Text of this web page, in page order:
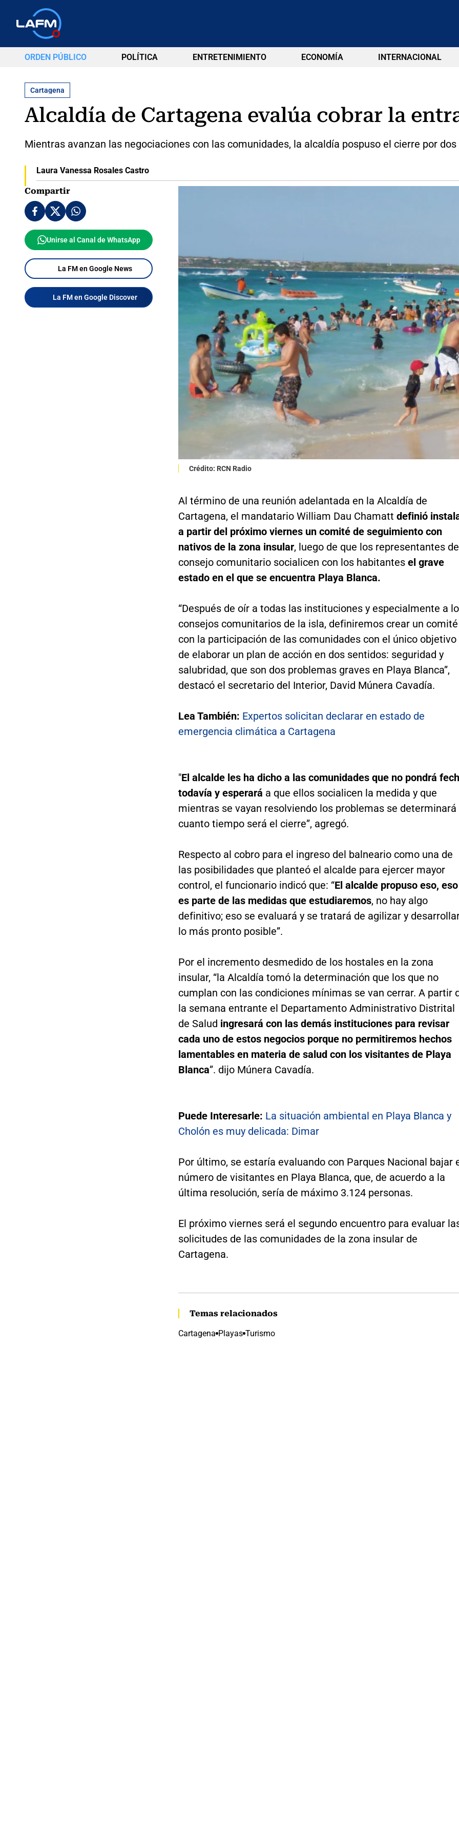
ORDEN PÚBLICO POLÍTICA ENTRETENIMIENTO ECONOMÍA INTERNACIONAL
Cartagena
Alcaldía de Cartagena evalúa cobrar la
Mientras avanzan las negociaciones con las comunidades, la alcaldía pospuso el cierre por
Laura Vanessa Rosales Castro
Compartir
Unirse al Canal de WhatsApp
La FM en Google News
La FM en Google Discover
Crédito: RCN Radio
Al término de una reunión adelantada en la Alcaldía de
Cartagena, el mandatario William Dau Chamatt definió
a partir del próximo viernes un comité de seguimiento con
nativos de la zona insular, luego de que los representantes
consejo comunitario socialicen con los habitantesel grave
estado en el que se encuentra Playa Blanca.
“Después de oír a todas las instituciones y especialmente a
consejos comunitarios de la isla, definiremos crear un comité
con la participación de las comunidades con el único objetivo
de elaborar un plan de acción en dos sentidos: seguridad y
salubridad, que son dos problemas graves en Playa Blanca”,
destacó el secretario del Interior, David Múnera Cavadía.
Lea También: Expertos solicitan declarar en estado de
emergencia climática a Cartagena
"El alcalde les ha dicho a las comunidades que no pondrá
todavía y esperará a que ellos socialicen la medida y que
mientras se vayan resolviendo los problemas se determinará
cuanto tiempo será el cierre”, agregó.
Respecto al cobro para el ingreso del balneario como una de
las posibilidades que planteó el alcalde para ejercer mayor
control, el funcionario indicó que: “El alcalde propuso eso, eso
es parte de las medidas que estudiaremos, no hay algo
definitivo; eso se evaluará y se tratará de agilizar y
lo más pronto posible”.
Por el incremento desmedido de los hostales en la zona
insular, “la Alcaldía tomó la determinación que los que no
cumplan con las condiciones mínimas se van cerrar. A partir
la semana entrante el Departamento Administrativo Distrital
de Salud ingresará con las demás instituciones para revisar
cada uno de estos negocios porque no permitiremos hechos
lamentables en materia de salud con los visitantes de Playa
Blanca”. dijo Múnera Cavadía.
Puede Interesarle: La situación ambiental en Playa Blanca y
Cholón es muy delicada: Dimar
Por último, se estaría evaluando con Parques Nacional bajar
número de visitantes en Playa Blanca, que, de acuerdo a la
última resolución, sería de máximo 3.124 personas.
El próximo viernes será el segundo encuentro para evaluar
solicitudes de las comunidades de la zona insular de
Cartagena.
Temas relacionados
Cartagena Playas Turismo